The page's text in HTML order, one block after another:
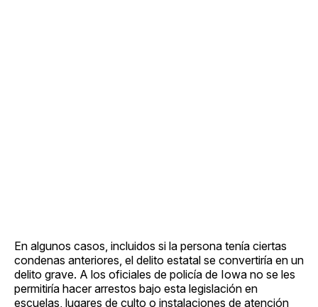
En algunos casos, incluidos si la persona tenía ciertas
condenas anteriores, el delito estatal se convertiría en un
delito grave. A los oficiales de policía de Iowa no se les
permitiría hacer arrestos bajo esta legislación en
escuelas, lugares de culto o instalaciones de atención